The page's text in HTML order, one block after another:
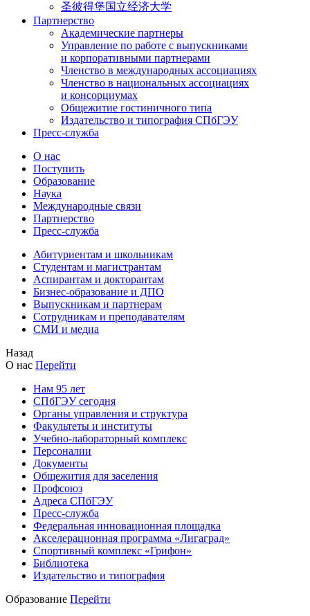
圣彼得堡国立经济大学
Партнерство
Академические партнеры
Управление по работе с выпускниками
и корпоративными партнерами
Членство в международных ассоциациях
Членство в национальных ассоциациях
и консорциумах
Общежитие гостиничного типа
Издательство и типография СПбГЭУ
Пресс-служба
О нас
Поступить
Образование
Наука
Международные связи
Партнерство
Пресс-служба
Абитуриентам и школьникам
Студентам и магистрантам
Аспирантам и докторантам
Бизнес-образование и ДПО
Выпускникам и партнерам
Сотрудникам и преподавателям
СМИ и медиа
Назад
О нас Перейти
Нам 95 лет
СПбГЭУ сегодня
Органы управления и структура
Факультеты и институты
Учебно-лабораторный комплекс
Персоналии
Документы
Общежития для заселения
Профсоюз
Адреса СПбГЭУ
Пресс-служба
Федеральная инновационная площадка
Акселерационная программа «Лигаград»­­
Спортивный комплекс «Грифон»
Библиотека
Издательство и типография
Образование Перейти